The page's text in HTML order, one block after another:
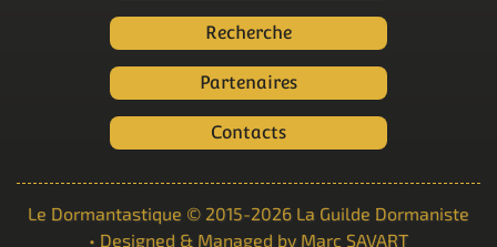
Recherche
Partenaires
Contacts
Le Dormantastique © 2015-2026 La Guilde Dormaniste
• Designed & Managed by Marc SAVART